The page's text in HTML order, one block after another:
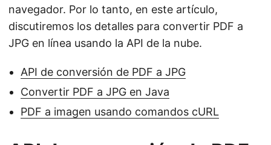
navegador. Por lo tanto, en este artículo,
discutiremos los detalles para convertir PDF a
JPG en línea usando la API de la nube.
API de conversión de PDF a JPG
Convertir PDF a JPG en Java
PDF a imagen usando comandos cURL